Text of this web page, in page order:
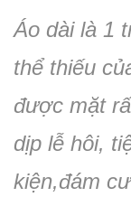
Áo dài là 1
thể thiếu
được mặt
dịp lễ hôi,
kiện,đám